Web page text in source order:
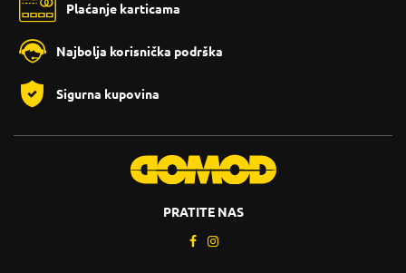
Plaćanje karticama
Najbolja korisnička podrška
Sigurna kupovina
PRATITE NAS